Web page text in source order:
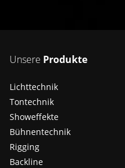
Unsere Produkte
Lichttechnik
Tontechnik
Showeffekte
Bühnentechnik
Rigging
Backline